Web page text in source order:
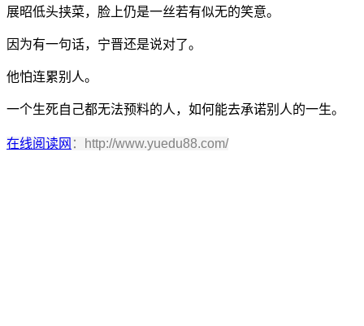
展昭低头挟菜，脸上仍是一丝若有似无的笑意。
因为有一句话，宁晋还是说对了。
他怕连累别人。
一个生死自己都无法预料的人，如何能去承诺别人的一生。
在线阅读网 ：http://www.yuedu88.com/